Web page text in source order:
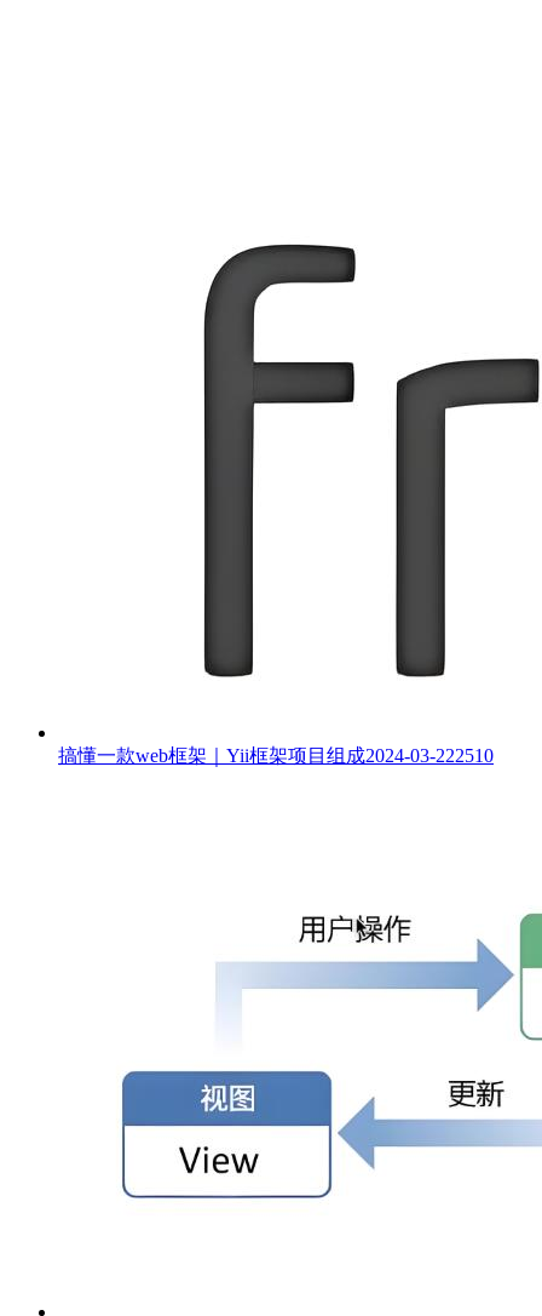
搞懂一款web框架｜Yii框架项目组成2024-03-222510